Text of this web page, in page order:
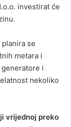
investirat će
se
metara i
i
nekoliko
vrijednoj preko